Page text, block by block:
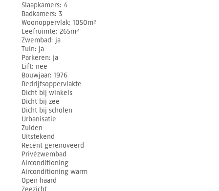
Slaapkamers 4
Badkamers 3
Woonoppervlak 1050m²
Leefruimte 265m²
Zwembad ja
Tuin ja
Parkeren ja
Lift nee
Bouwjaar 1976
Bedrijfsoppervlakte
Dicht bij winkels
Dicht bij zee
Dicht bij scholen
Urbanisatie
Zuiden
Uitstekend
Recent gerenoveerd
Privézwembad
Airconditioning
Airconditioning warm
Open haard
Zeezicht